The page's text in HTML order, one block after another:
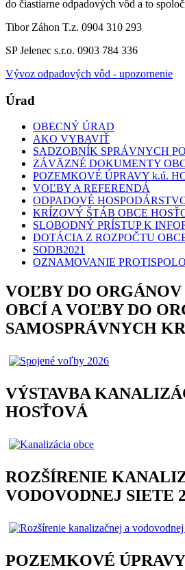
do čiastiarne odpadových vôd a to
Tibor Záhon T.z. 0904 310 293
SP Jelenec s.r.o. 0903 784 336
Vývoz odpadových vôd - upozornenie
Úrad
OBECNÝ ÚRAD
AKO VYBAVIŤ
SADZOBNÍK SPRÁVNYCH
ZÁVÄZNÉ DOKUMENTY
POZEMKOVÉ ÚPRAVY k.ú.
VOĽBY A REFERENDÁ
ODPADOVÉ
KRÍZOVÝ ŠTÁB OBCE
SLOBODNÝ PRÍSTUP K
DOTÁCIA Z ROZPOČTU
SODB2021
OZNAMOVANIE
VOĽBY DO
OBCÍ A VOĽBY DO
SAMOSPRÁVNYCH
VÝSTAVBA
HOSŤOVÁ
ROZŠÍRENIE
VODOVODNEJ SIETE
POZEMKOVÉ